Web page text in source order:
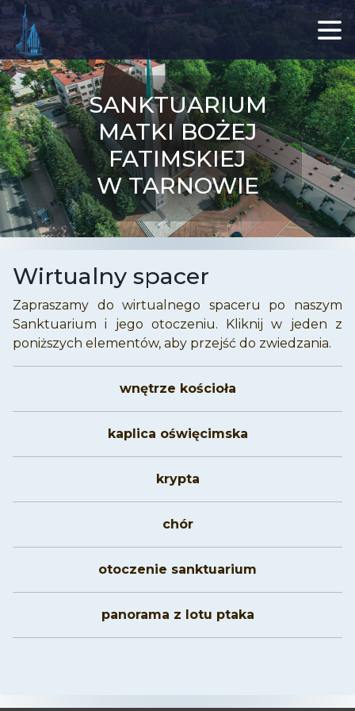
SANKTUARIUM
MATKI BOŻEJ
FATIMSKIEJ
W TARNOWIE
Wirtualny spacer
Zapraszamy do wirtualnego spaceru po naszym
Sanktuarium i jego otoczeniu. Kliknij w jeden z
poniższych elementów, aby przejść do zwiedzania.
wnętrze kościoła
kaplica oświęcimska
krypta
chór
otoczenie sanktuarium
panorama z lotu ptaka